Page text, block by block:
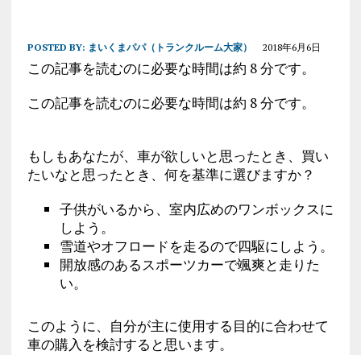
POSTED BY: まいくまパパ（トランクルーム大家） 2018年6月6日
この記事を読むのに必要な時間は約 8 分です。
この記事を読むのに必要な時間は約 8 分です。
もしもあなたが、車が欲しいと思ったとき、買い
たいなと思ったとき、何を基準に選びますか？
子供がいるから、室内広めのワンボックスに
しよう。
雪道やオフロードを走るので四駆にしよう。
開放感のあるスポーツカーで颯爽と走りた
い。
このように、自分が主に使用する目的に合わせて
車の購入を検討すると思います。